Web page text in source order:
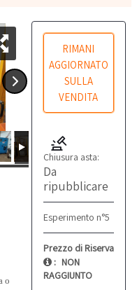
RIMANI
AGGIORNATO
SULLA
VENDITA
Chiusura asta:
Da
ripubblicare
Esperimento n°5
Prezzo di Riserva
: NON
RAGGIUNTO
o